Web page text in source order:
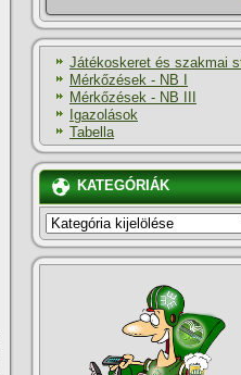
Játékoskeret és szakmai
Mérkőzések - NB I
Mérkőzések - NB III
Igazolások
Tabella
KATEGÓRIÁK
KATEGÓRIÁK